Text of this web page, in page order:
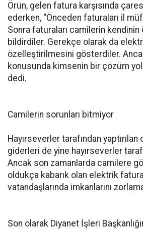
Örün, gelen fatura karşısında
ederken, “Önceden faturaları il
Sonra faturaları camilerin
bildirdiler. Gerekçe olarak da
özelleştirilmesini gösterdiler.
konusunda kimsenin bir çözüm
dedi.
Camilerin sorunları bitmiyor
Hayırseverler tarafından
giderleri de yine hayırseverler
Ancak son zamanlarda camilere
oldukça kabarık olan elektrik
vatandaşlarında imkanlarını
Son olarak Diyanet İşleri